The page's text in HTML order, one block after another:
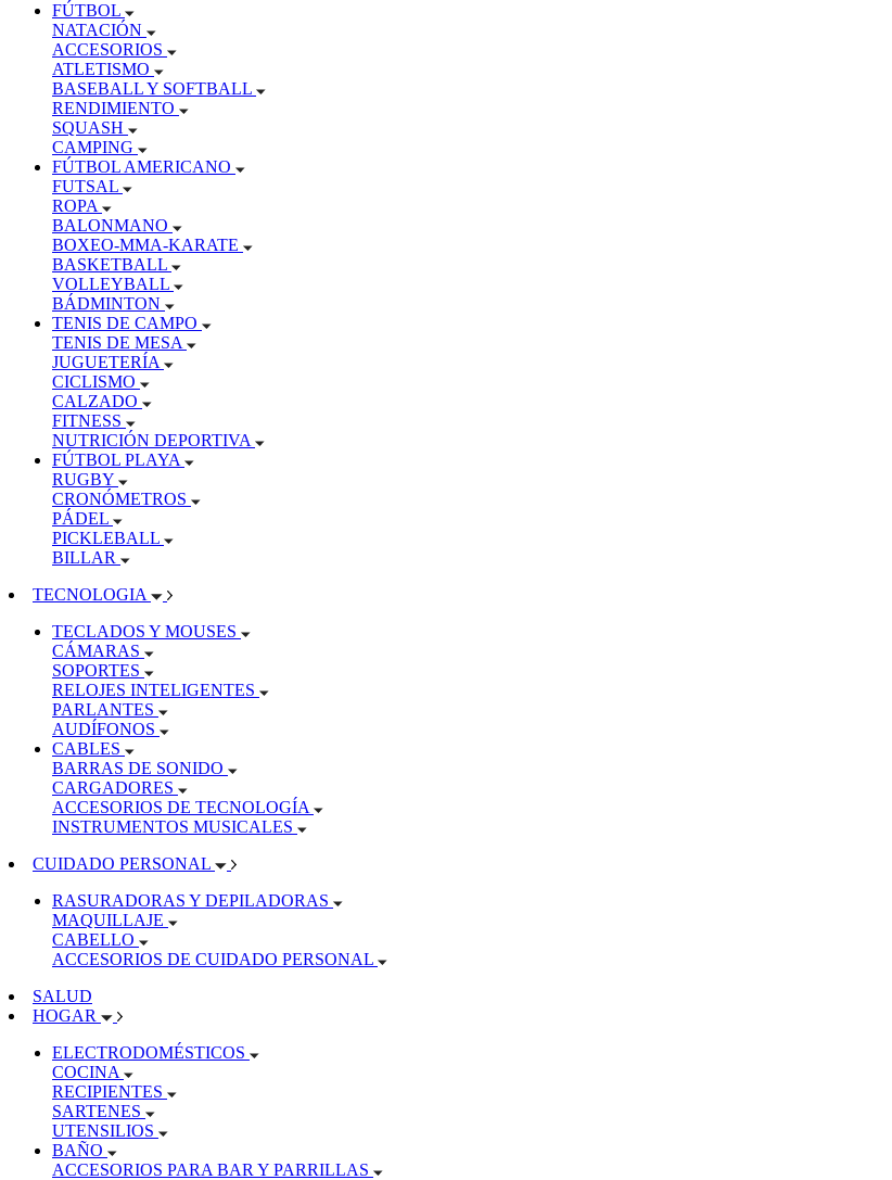
FÚTBOL
NATACIÓN
ACCESORIOS
ATLETISMO
BASEBALL Y SOFTBALL
RENDIMIENTO
SQUASH
CAMPING
FÚTBOL AMERICANO
FUTSAL
ROPA
BALONMANO
BOXEO-MMA-KARATE
BASKETBALL
VOLLEYBALL
BÁDMINTON
TENIS DE CAMPO
TENIS DE MESA
JUGUETERÍA
CICLISMO
CALZADO
FITNESS
NUTRICIÓN DEPORTIVA
FÚTBOL PLAYA
RUGBY
CRONÓMETROS
PÁDEL
PICKLEBALL
BILLAR
TECNOLOGIA
TECLADOS Y MOUSES
CÁMARAS
SOPORTES
RELOJES INTELIGENTES
PARLANTES
AUDÍFONOS
CABLES
BARRAS DE SONIDO
CARGADORES
ACCESORIOS DE TECNOLOGÍA
INSTRUMENTOS MUSICALES
CUIDADO PERSONAL
RASURADORAS Y DEPILADORAS
MAQUILLAJE
CABELLO
ACCESORIOS DE CUIDADO PERSONAL
SALUD
HOGAR
ELECTRODOMÉSTICOS
COCINA
RECIPIENTES
SARTENES
UTENSILIOS
BAÑO
ACCESORIOS PARA BAR Y PARRILLAS